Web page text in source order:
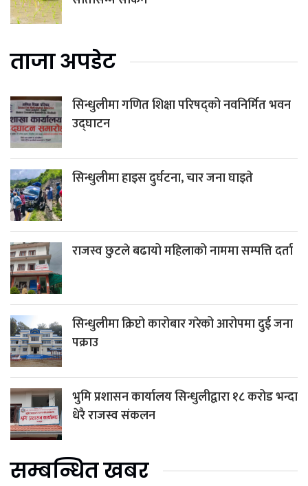
ताजा अपडेट
सिन्धुलीमा गणित शिक्षा परिषद्को नवनिर्मित भवन
उद्घाटन
सिन्धुलीमा हाइस दुर्घटना, चार जना घाइते
राजस्व छुटले बढायो महिलाको नाममा सम्पत्ति दर्ता
सिन्धुलीमा क्रिप्टो कारोबार गरेको आरोपमा दुई जना
पक्राउ
भुमि प्रशासन कार्यालय सिन्धुलीद्वारा १८ करोड भन्दा
धेरै राजस्व संकलन
सम्बन्धित खबर